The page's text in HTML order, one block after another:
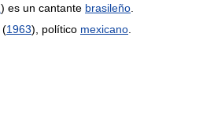
) es un cantante brasileño
(1963), político mexicano